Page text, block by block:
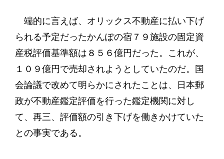
端的に言えば、オリックス不動産に払い下げ
られる予定だったかんぽの宿７９施設の固定資
産税評価基準額は８５６億円だった。これが、
１０９億円で売却されようとしていたのだ。国
会論議で改めて明らかにされたことは、日本郵
政が不動産鑑定評価を行った鑑定機関に対し
て、再三、評価額の引き下げを働きかけていた
との事実である。